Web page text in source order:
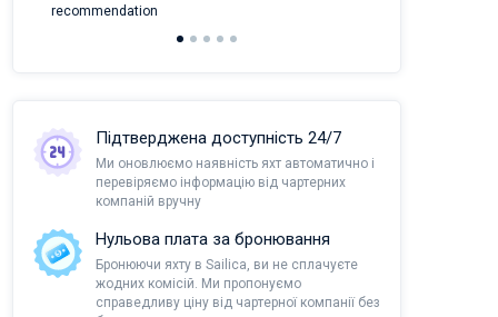
recommendation
Підтверджена доступність 24/7
Ми оновлюємо наявність яхт автоматично і
перевіряємо інформацію від чартерних
компаній вручну
Нульова плата за бронювання
Бронюючи яхту в Sailica, ви не сплачуєте
жодних комісій. Ми пропонуємо
справедливу ціну від чартерної компанії без